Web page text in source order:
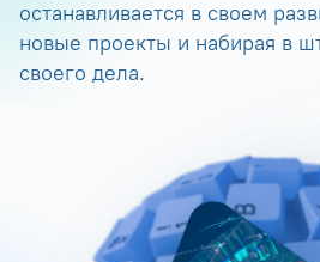
останавливается в своем
новые проекты и набирая в
своего дела.